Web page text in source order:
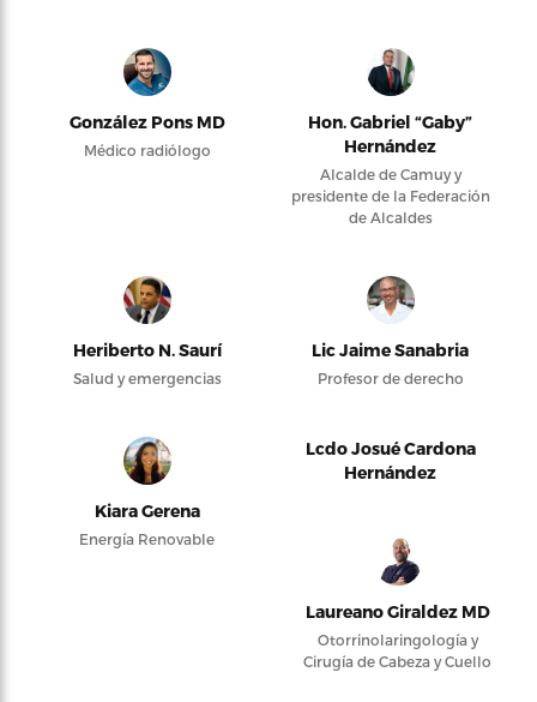
González Pons MD
Médico radiólogo
Hon. Gabriel “Gaby”
Hernández
Alcalde de Camuy y
presidente de la Federación
de Alcaldes
Heriberto N. Saurí
Salud y emergencias
Lic Jaime Sanabria
Profesor de derecho
Kiara Gerena
Energía Renovable
Lcdo Josué Cardona
Hernández
Laureano Giraldez MD
Otorrinolaringología y
Cirugía de Cabeza y Cuello